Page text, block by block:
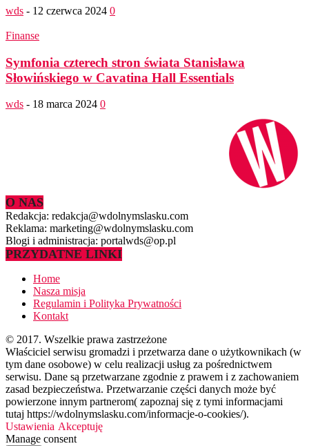
wds - 12 czerwca 2024 0
Finanse
Symfonia czterech stron świata Stanisława
Słowińskiego w Cavatina Hall Essentials
wds - 18 marca 2024 0
O NAS
Redakcja: redakcja@wdolnymslasku.com
Reklama: marketing@wdolnymslasku.com
Blogi i administracja: portalwds@op.pl
PRZYDATNE LINKI
Home
Nasza misja
Regulamin i Polityka Prywatności
Kontakt
© 2017. Wszelkie prawa zastrzeżone
Właściciel serwisu gromadzi i przetwarza dane o użytkownikach (w
tym dane osobowe) w celu realizacji usług za pośrednictwem
serwisu. Dane są przetwarzane zgodnie z prawem i z zachowaniem
zasad bezpieczeństwa. Przetwarzanie części danych może być
powierzone innym partnerom( zapoznaj się z tymi informacjami
tutaj https://wdolnymslasku.com/informacje-o-cookies/).
Ustawienia Akceptuję
Manage consent